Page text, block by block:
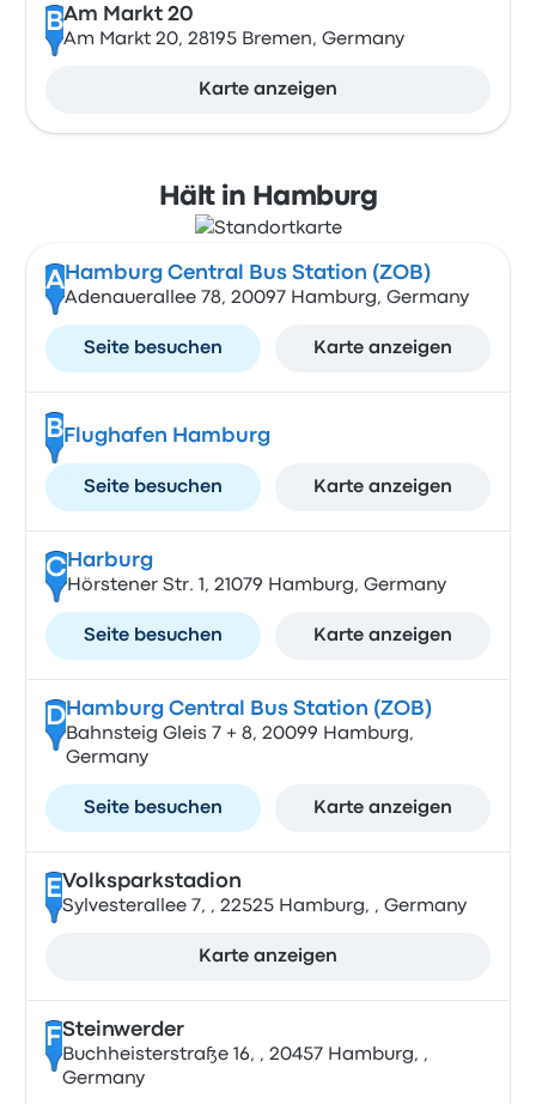
BAm Markt 20
Am Markt 20, 28195 Bremen, Germany
Karte anzeigen
Hält in Hamburg
A Hamburg Central Bus Station (ZOB)
Adenauerallee 78, 20097 Hamburg, Germany
Seite besuchen Karte anzeigen
BFlughafen Hamburg
Seite besuchen Karte anzeigen
CHarburg
Hörstener Str. 1, 21079 Hamburg, Germany
Seite besuchen Karte anzeigen
DHamburg Central Bus Station (ZOB)
Bahnsteig Gleis 7 + 8, 20099 Hamburg,
Germany
Seite besuchen Karte anzeigen
EVolksparkstadion
Sylvesterallee 7, , 22525 Hamburg, , Germany
Karte anzeigen
FSteinwerder
Buchheisterstraße 16, , 20457 Hamburg, ,
Germany